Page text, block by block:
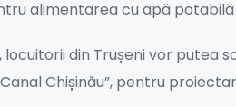
alimentarea cu apă
locuitorii din Trușeni vor putea
Chișinău”, pentru